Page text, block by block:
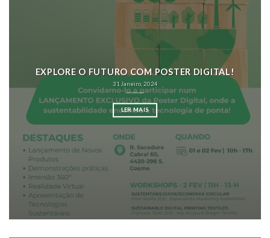
EXPLORE O FUTURO COM POSTER DIGITAL!
31 Janeiro, 2024
LER MAIS